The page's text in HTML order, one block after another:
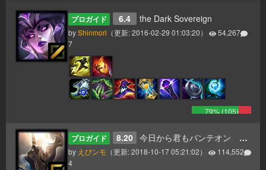
プロガイド 6.4 the Dark Sovereign
byShinmori （更新:2016-02-29 01:03:20）
54,267
7
79% (105)
プロガイド 8.20 今日から君もパンテオン 更新8.20
by えびンモ （更新:2018-10-17 05:21:02）
114,552
4